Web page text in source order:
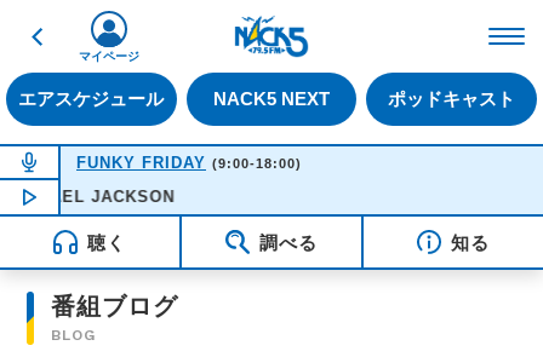
戻る
エアスケジュール NACK5 NEXT ポッドキャスト
マイページ
NOW ON AIR
FUNKY FRIDAY (9:00-18:00)
NOW PLAYING
JACKSON
聴く 調べる 知る
番組ブログ
BLOG